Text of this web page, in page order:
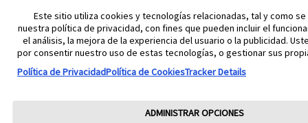
Este sitio utiliza cookies y tecnologías relacionadas, tal y como
nuestra política de privacidad, con fines que pueden incluir el
el análisis, la mejora de la experiencia del usuario o la publicidad.
por consentir nuestro uso de estas tecnologías, o gestionar sus
Política de PrivacidadPolítica de CookiesTracker Details
ADMINISTRAR OPCIONES